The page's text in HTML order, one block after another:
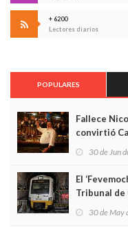
+ 6200
Lectores diarios
POPULARES
Fallece
convirtió
Asturias en
30 de Jun
El
Tribunal de
sobrecoste
30 de May